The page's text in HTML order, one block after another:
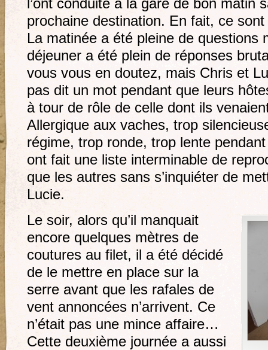
l’ont conduite à la gare de bon matin
prochaine destination. En fait, ce
La matinée a été pleine de questions
déjeuner a été plein de réponses
vous vous en doutez, mais Chris et
pas dit un mot pendant que leurs
à tour de rôle de celle dont ils
Allergique aux vaches, trop
régime, trop ronde, trop lente
ont fait une liste interminable de
que les autres sans s’inquiéter de
Lucie.
Le soir, alors qu’il manquait
encore quelques mètres de
coutures au filet, il a été décidé
de le mettre en place sur la
serre avant que les rafales de
vent annoncées n’arrivent. Ce
n’était pas une mince affaire…
Cette deuxième journée a aussi